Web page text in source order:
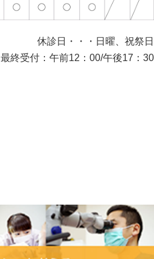
休診日・・・日曜、祝祭日
最終受付：午前12：00/午後17：30